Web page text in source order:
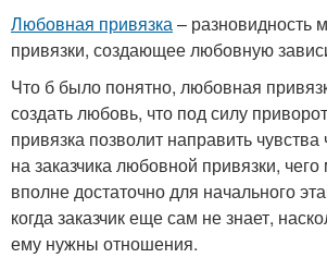
Любовная привязка– разновидность
привязки, создающее любовную
Что б было понятно, любовная
создать любовь, что под силу
привязка позволит направить чувства
на заказчика любовной привязки,
вполне достаточно для начального
когда заказчик еще сам не знает,
ему нужны отношения.